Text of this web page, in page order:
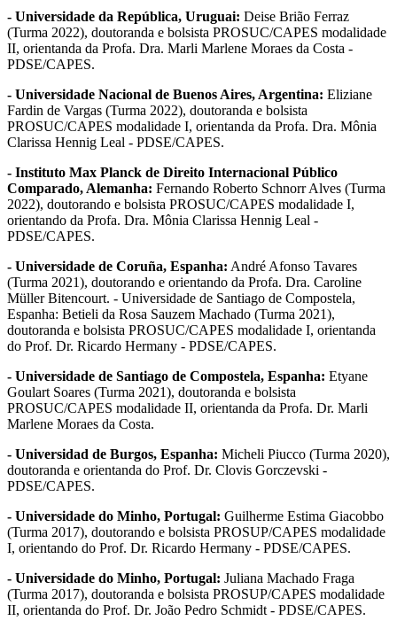
- Universidade da República, Uruguai: Deise Brião Ferraz
(Turma 2022), doutoranda e bolsista PROSUC/CAPES modalidade
II, orientanda da Profa. Dra. Marli Marlene Moraes da Costa -
PDSE/CAPES.
- Universidade Nacional de Buenos Aires, Argentina: Eliziane
Fardin de Vargas (Turma 2022), doutoranda e bolsista
PROSUC/CAPES modalidade I, orientanda da Profa. Dra. Mônia
Clarissa Hennig Leal - PDSE/CAPES.
- Instituto Max Planck de Direito Internacional Público
Comparado, Alemanha: Fernando Roberto Schnorr Alves (Turma
2022), doutorando e bolsista PROSUC/CAPES modalidade I,
orientando da Profa. Dra. Mônia Clarissa Hennig Leal -
PDSE/CAPES.
- Universidade de Coruña, Espanha: André Afonso Tavares
(Turma 2021), doutorando e orientando da Profa. Dra. Caroline
Müller Bitencourt. - Universidade de Santiago de Compostela,
Espanha: Betieli da Rosa Sauzem Machado (Turma 2021),
doutoranda e bolsista PROSUC/CAPES modalidade I, orientanda
do Prof. Dr. Ricardo Hermany - PDSE/CAPES.
- Universidade de Santiago de Compostela, Espanha: Etyane
Goulart Soares (Turma 2021), doutoranda e bolsista
PROSUC/CAPES modalidade II, orientanda da Profa. Dr. Marli
Marlene Moraes da Costa.
- Universidad de Burgos, Espanha: Micheli Piucco (Turma 2020),
doutoranda e orientanda do Prof. Dr. Clovis Gorczevski -
PDSE/CAPES.
- Universidade do Minho, Portugal: Guilherme Estima Giacobbo
(Turma 2017), doutorando e bolsista PROSUP/CAPES modalidade
I, orientando do Prof. Dr. Ricardo Hermany - PDSE/CAPES.
- Universidade do Minho, Portugal: Juliana Machado Fraga
(Turma 2017), doutoranda e bolsista PROSUP/CAPES modalidade
II, orientanda do Prof. Dr. João Pedro Schmidt - PDSE/CAPES.